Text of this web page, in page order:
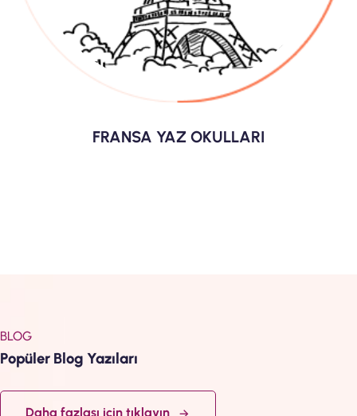
FRANSA YAZ OKULLARI
BLOG
Popüler Blog Yazıları
Daha fazlası için tıklayın